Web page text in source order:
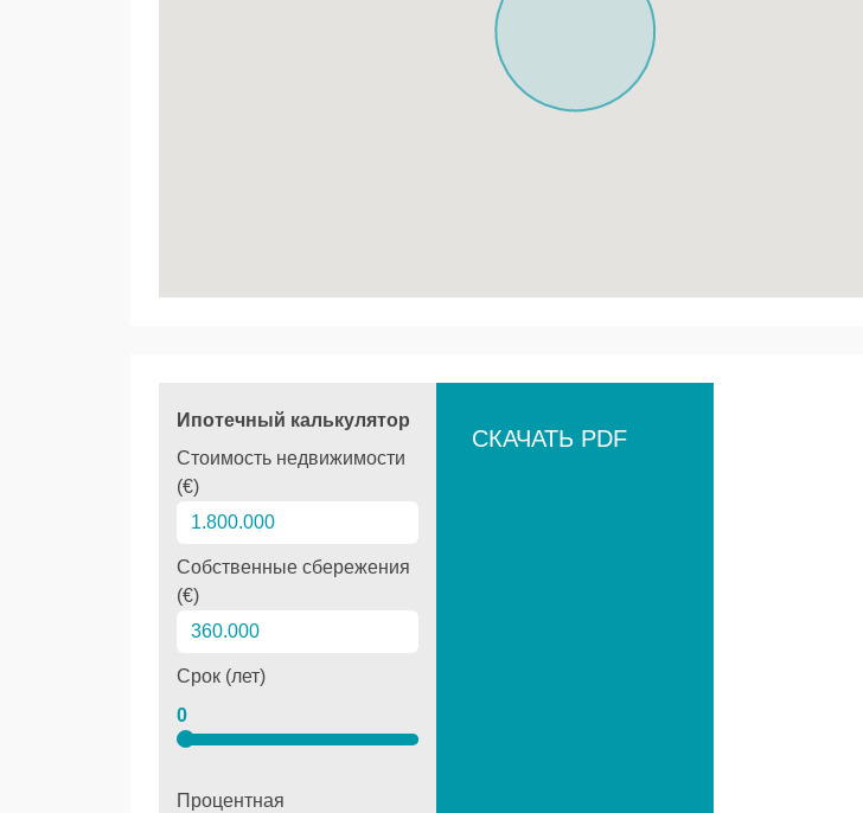
Ипотечный калькулятор
Стоимость недвижимости
(€)
Собственные сбережения
(€)
Срок (лет)
0
Процентная
СКАЧАТЬ PDF